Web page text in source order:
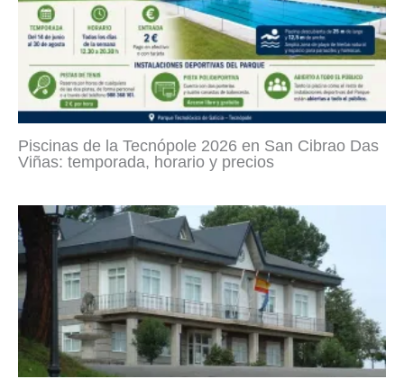
Piscinas de la Tecnópole 2026 en San Cibrao Das
Viñas: temporada, horario y precios